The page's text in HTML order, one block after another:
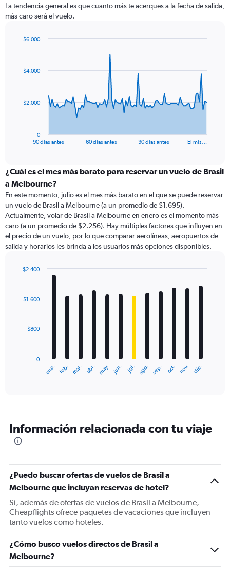
La tendencia general es que cuanto más te acerques a la fecha de salida,
más caro será el vuelo.
data
The
categories.
Range:
categories.
The
chart
has
1
Y
displaying
90 días antes 60 días antes 30 días antes El mis…
0
$2.000
$4.000
$6.000
¿Cuál es el mes más barato para reservar un vuelo de Brasil
a Melbourne?
En este momento, julio es el mes más barato en el que se puede reservar
un vuelo de Brasil a Melbourne (a un promedio de $1.695).
Actualmente, volar de Brasil a Melbourne en enero es el momento más
caro (a un promedio de $2.256). Hay múltiples factores que influyen en
el precio de un vuelo, por lo que comparar aerolíneas, aeropuertos de
salida y horarios les brinda a los usuarios más opciones disponibles.
with
12
The
categories.
The
Y
axis
displaying
values.
Range:
0
2400.
ene. feb. mar. abr. may. jun. jul. ago. sep. oct. nov. dic.
0
$800
$1.600
$2.400
Información relacionada con tu viaje
¿Puedo buscar ofertas de vuelos de Brasil a
Melbourne que incluyan reservas de hotel?
Sí, además de ofertas de vuelos de Brasil a Melbourne,
Cheapflights ofrece paquetes de vacaciones que incluyen
tanto vuelos como hoteles.
¿Cómo busco vuelos directos de Brasil a
Melbourne?